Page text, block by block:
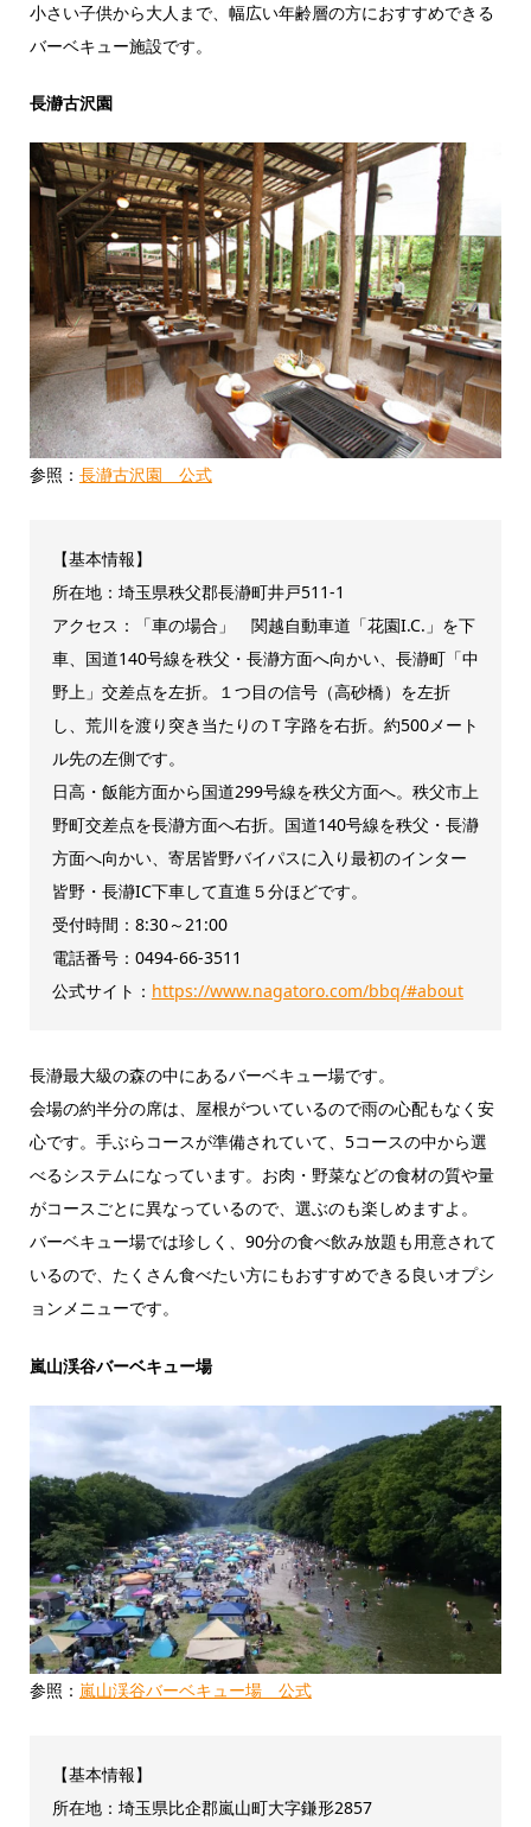
小さい子供から大人まで、幅広い年齢層の方におすすめできる
バーベキュー施設です。
長瀞古沢園
参照： 長瀞古沢園 公式
【基本情報】
所在地：埼玉県秩父郡長瀞町井戸511-1
アクセス：「車の場合」 関越自動車道「花園I.C.」を下
車、国道140号線を秩父・長瀞方面へ向かい、長瀞町「中
野上」交差点を左折。１つ目の信号（高砂橋）を左折
し、荒川を渡り突き当たりのＴ字路を右折。約500メート
ル先の左側です。
日高・飯能方面から国道299号線を秩父方面へ。秩父市上
野町交差点を長瀞方面へ右折。国道140号線を秩父・長瀞
方面へ向かい、寄居皆野バイパスに入り最初のインター
皆野・長瀞IC下車して直進５分ほどです。
受付時間：8:30～21:00
電話番号：0494-66-3511
公式サイト： https://www.nagatoro.com/bbq/#about
長瀞最大級の森の中にあるバーベキュー場です。
会場の約半分の席は、屋根がついているので雨の心配もなく安
心です。手ぶらコースが準備されていて、5コースの中から選
べるシステムになっています。お肉・野菜などの食材の質や量
がコースごとに異なっているので、選ぶのも楽しめますよ。
バーベキュー場では珍しく、90分の食べ飲み放題も用意されて
いるので、たくさん食べたい方にもおすすめできる良いオプシ
ョンメニューです。
嵐山渓谷バーベキュー場
参照： 嵐山渓谷バーベキュー場 公式
【基本情報】
所在地：埼玉県比企郡嵐山町大字鎌形2857